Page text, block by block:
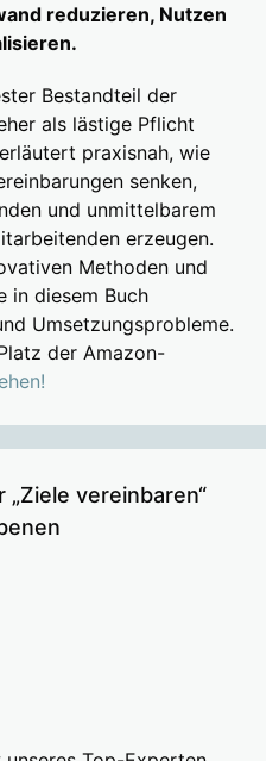
reduzieren, Nutzen
Bestandteil der
als lästige Pflicht
praxisnah, wie
senken,
und unmittelbarem
erzeugen.
Methoden und
in diesem Buch
Umsetzungsprobleme.
der Amazon-
„Ziele vereinbaren“